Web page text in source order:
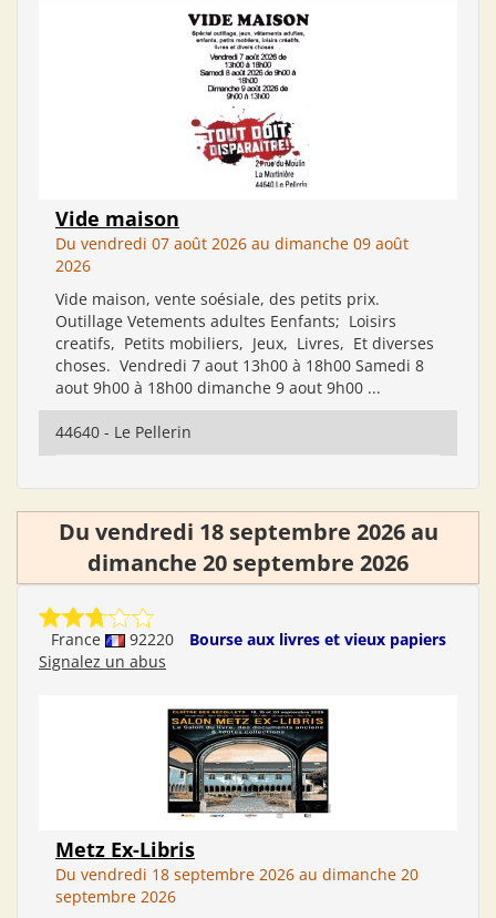
Vide maison
Du vendredi 07 août 2026 au dimanche 09 août
2026
Vide maison, vente soésiale, des petits prix.
Outillage Vetements adultes Eenfants; Loisirs
creatifs, Petits mobiliers, Jeux, Livres, Et diverses
choses. Vendredi 7 aout 13h00 à 18h00 Samedi 8
aout 9h00 à 18h00 dimanche 9 aout 9h00 ...
44640 - Le Pellerin
Du vendredi 18 septembre 2026 au
dimanche 20 septembre 2026
France 92220
Bourse aux livres et vieux papiers
Signalez un abus
Metz Ex-Libris
Du vendredi 18 septembre 2026 au dimanche 20
septembre 2026